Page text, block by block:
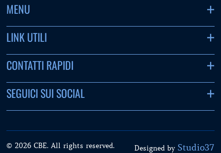
MENU
LINK UTILI
CONTATTI RAPIDI
SEGUICI SUI SOCIAL
© 2026 CBE. All rights reserved. Designed by Studio37